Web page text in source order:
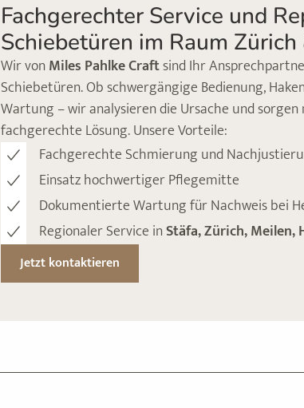
Fachgerechter Service und
Schiebetüren im Raum Zürich
Wir von Miles Pahlke Craftsind Ihr
Schiebetüren. Ob schwergängige Bedienung,
Wartung – wir analysieren die Ursache und
fachgerechte Lösung. Unsere Vorteile:
Fachgerechte Schmierung und
Einsatz hochwertiger Pflegemitte
Dokumentierte Wartung für Nachweis bei
Regionaler Service inStäfa, Zürich, Meilen,
Jetzt kontaktieren